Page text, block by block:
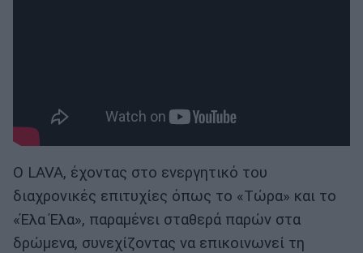
Ο LAVA, έχοντας στο ενεργητικό του
διαχρονικές επιτυχίες όπως το «Τώρα» και το
«Έλα Έλα», παραμένει σταθερά παρών στα
δρώμενα, συνεχίζοντας να επικοινωνεί τη